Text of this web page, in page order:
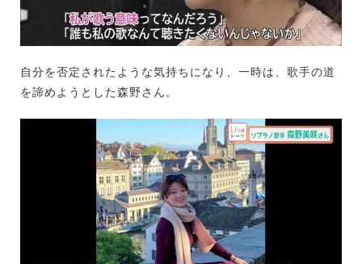
自分を否定されたような気持ちになり、一時は、歌手の道
を諦めようとした森野さん。